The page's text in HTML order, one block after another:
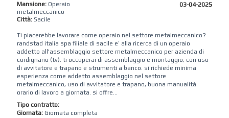
Mansione:Operaio
metalmeccanico
Città:Sacile
03-04-2025
Ti piacerebbe lavorare come operaio nel settore metalmeccanico?
randstad‌ ‌italia‌ ‌spa‌ ‌filiale di sacile ‌e’‌ ‌alla‌ ‌ricerca‌ ‌di‌ un operaio ​
addetto all'assemblaggio settore metalmeccanico per azienda di ​
cordignano (tv). ti occuperai di assemblaggio e montaggio, con uso
di avvitatore e trapano​ e strumenti a banco. si richiede minima
esperienza ​come addetto assemblaggio nel settore
metalmeccanico, uso di avvitatore e trapano, buona manualità. ​
orario di lavoro a giornata. si offre...
Tipo contratto:
Giornata: Giornata completa